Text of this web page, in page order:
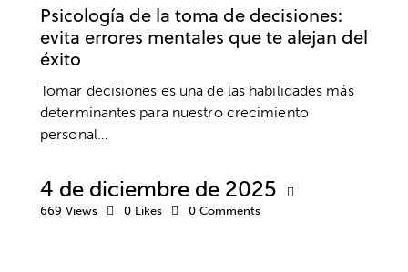
Psicología de la toma de decisiones:
evita errores mentales que te alejan del
éxito
Tomar decisiones es una de las habilidades más
determinantes para nuestro crecimiento
personal…
4 de diciembre de 2025
669 Views 0 Likes 0 Comments